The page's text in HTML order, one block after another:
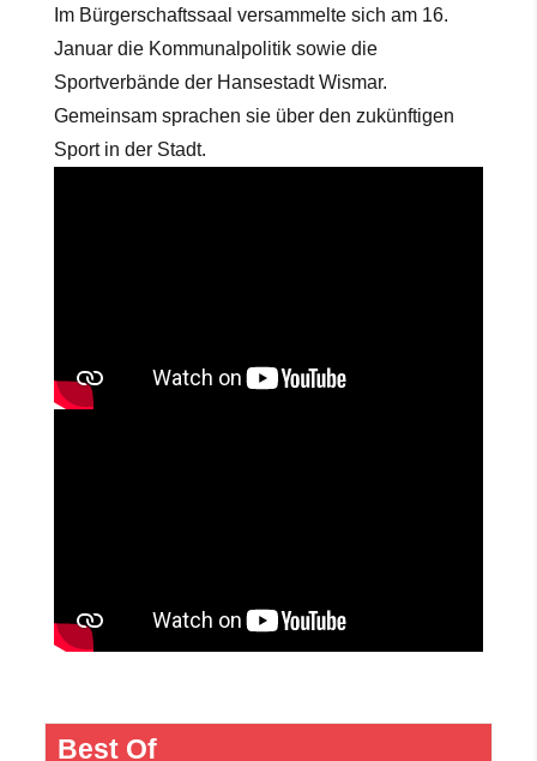
Im Bürgerschaftssaal versammelte sich am 16.
Januar die Kommunalpolitik sowie die
Sportverbände der Hansestadt Wismar.
Gemeinsam sprachen sie über den zukünftigen
Sport in der Stadt.
Best Of